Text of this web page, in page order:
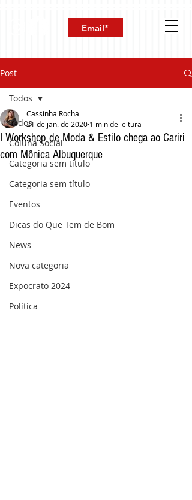
Post
Todos
Coluna Social
Categoria sem título
Categoria sem título
Eventos
Dicas do Que Tem de Bom
News
Nova categoria
Expocrato 2024
Política
Todos
I Workshop de Moda & Estilo chega ao Cariri
com Mônica Albuquerque
Cassinha Rocha
21 de jan. de 2020 1 min de leitura